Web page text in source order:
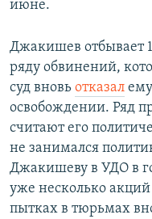
июне.
Джакишев отбывает
ряду обвинений,
суд вновь отказал
освобождении. Ряд
считают его
не занимался
Джакишеву в УДО в
уже несколько
пытках в тюрьмах